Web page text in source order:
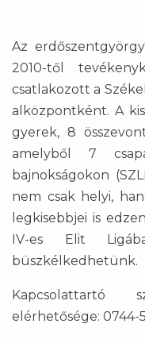
Az
2010-től
csatlakozott a
alközpontként. A
gyerek, 8
amelyből 7
bajnokságokon
nem csak helyi,
legkisebbjei is
IV-es Elit
büszkélkedhetünk.
Kapcsolattartó
elérhetősége: 0744-